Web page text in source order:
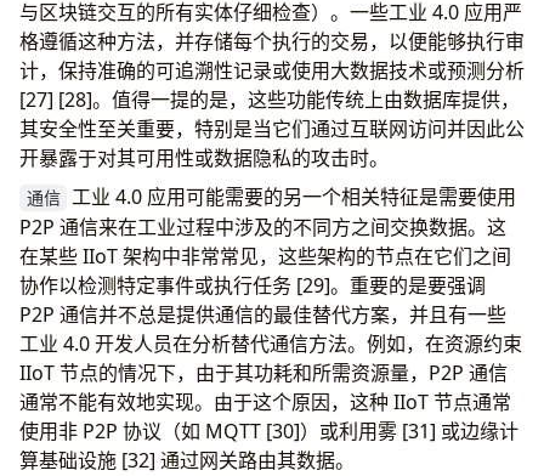
与区块链交互的所有实体仔细检查）。一些工业 4.0 应用严
格遵循这种方法，并存储每个执行的交易，以便能够执行审
计，保持准确的可追溯性记录或使用大数据技术或预测分析
[27] [28]。值得一提的是，这些功能传统上由数据库提供，
其安全性至关重要，特别是当它们通过互联网访问并因此公
开暴露于对其可用性或数据隐私的攻击时。
通信 工业 4.0 应用可能需要的另一个相关特征是需要使用
P2P 通信来在工业过程中涉及的不同方之间交换数据。这
在某些 IIoT 架构中非常常见，这些架构的节点在它们之间
协作以检测特定事件或执行任务 [29]。重要的是要强调
P2P 通信并不总是提供通信的最佳替代方案，并且有一些
工业 4.0 开发人员在分析替代通信方法。例如，在资源约束
IIoT 节点的情况下，由于其功耗和所需资源量，P2P 通信
通常不能有效地实现。由于这个原因，这种 IIoT 节点通常
使用非 P2P 协议（如 MQTT [30]）或利用雾 [31] 或边缘计
算基础设施 [32] 通过网关路由其数据。